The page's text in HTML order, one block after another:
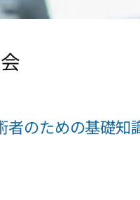
者のための基礎知